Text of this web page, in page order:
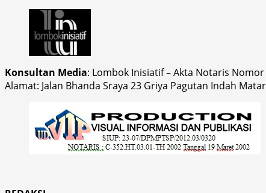
Konsultan Media: Lombok Inisiatif – Akta Notaris
Alamat: Jalan Bhanda Sraya 23 Griya Pagutan Indah